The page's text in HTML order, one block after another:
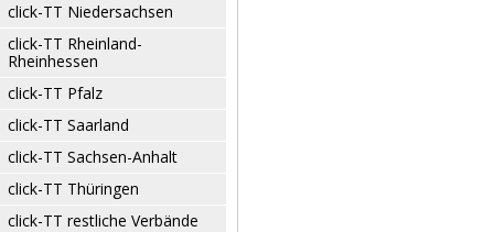
click-TT Niedersachsen
click-TT Rheinland-
Rheinhessen
click-TT Pfalz
click-TT Saarland
click-TT Sachsen-Anhalt
click-TT Thüringen
click-TT restliche Verbände